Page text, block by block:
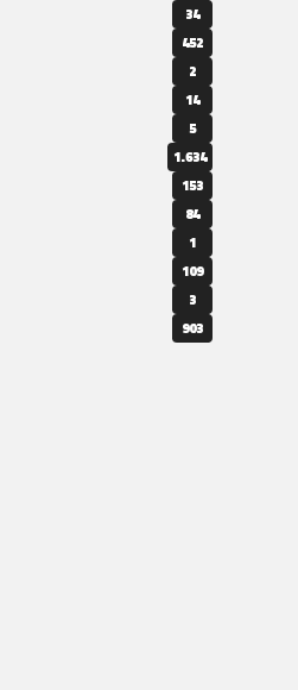
34
452
2
14
5
1.634
153
84
1
109
3
903